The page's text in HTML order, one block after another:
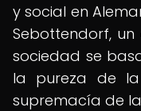
y social en
Sebottendorf,
sociedad se
la pureza de
supremacía de